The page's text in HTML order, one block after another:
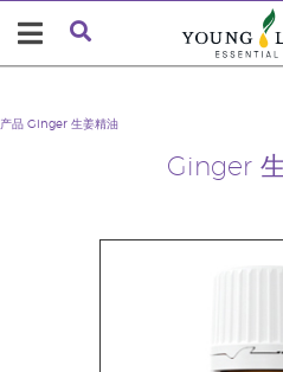
Ginger
产品 Ginger 生姜精油